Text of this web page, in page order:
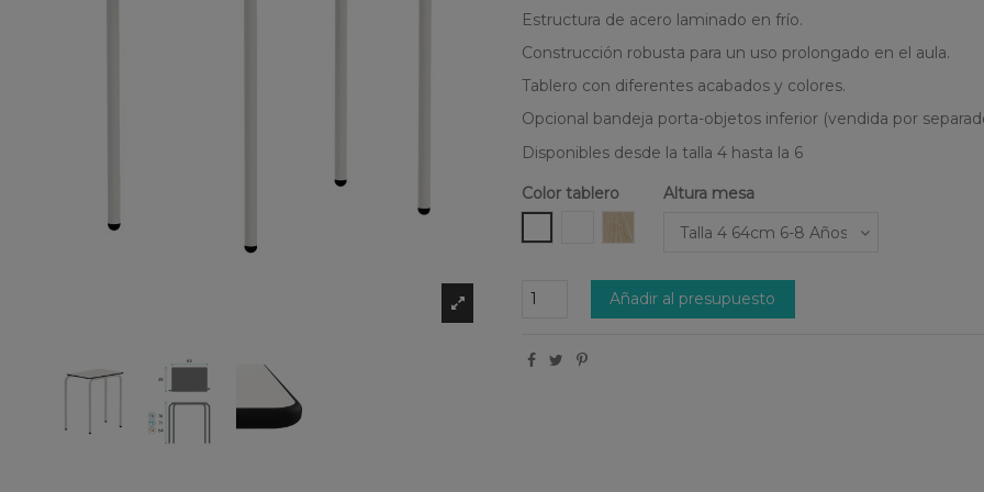
Estructura de acero laminado en frío.
Construcción robusta para un uso prolongado en el aula.
Tablero con diferentes acabados y colores.
Opcional bandeja porta-objetos inferior (vendida por
Disponibles desde la talla 4 hasta la 6
Color tablero
CDF BlancoFenólico Blanco
Fenólico Madera Nórdico
Altura mesa
Añadir al presupuesto